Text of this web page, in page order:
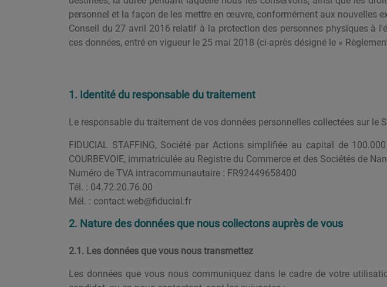
personnel et la façon de les mettre en œuvre, conformément aux nouvelles
Conseil du 27 avril 2016 relatif à la protection des personnes physiques à
ces données, entré en vigueur le 25 mai 2018 (ci-après désigné le «
1. Identité du responsable du traitement
Le responsable du traitement de vos données personnelles collectées sur le
FIDUCIAL STAFFING, Société par Actions simplifiée au capital de
COURBEVOIE, immatriculée au Registre du Commerce et des Sociétés de
Numéro de TVA intracommunautaire : FR92449658400
Tél. : 04.72.20.76.00
Mél. : contact.web@fiducial.fr
2. Nature des données que nous collectons auprès de vous
2.1. Les données que vous nous transmettez
Les données que vous nous communiquez dans le cadre de votre